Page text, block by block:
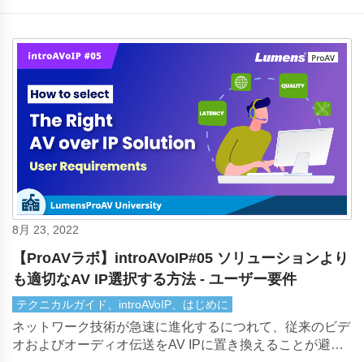
8月 23, 2022
【ProAVラボ】introAVoIP#05 ソリューションより
も適切なAV IP選択する方法 - ユーザー要件
テクニカルガイド、introAVoIP、はじめに
ネットワーク技術が急速に進化するにつれて、従来のビデ
オおよびオーディオ伝送をAV IPに置き換えることが避け